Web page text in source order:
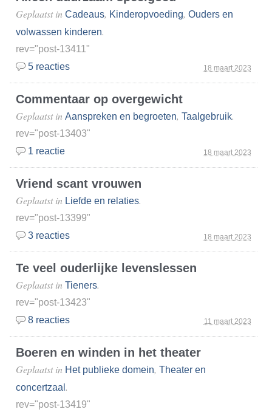
18 maart 2023
Geplaatst in Cadeaus, Kinderopvoeding, Ouders en
volwassen kinderen.
rev="post-13411"
5 reacties
Commentaar op overgewicht
18 maart 2023
Geplaatst in Aanspreken en begroeten, Taalgebruik.
rev="post-13403"
1 reactie
Vriend scant vrouwen
18 maart 2023
Geplaatst in Liefde en relaties.
rev="post-13399"
3 reacties
Te veel ouderlijke levenslessen
11 maart 2023
Geplaatst in Tieners.
rev="post-13423"
8 reacties
Boeren en winden in het theater
Geplaatst in Het publieke domein, Theater en
concertzaal .
rev="post-13419"